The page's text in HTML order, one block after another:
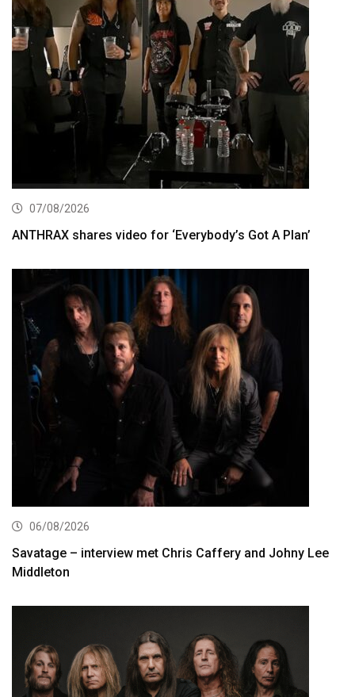
07/08/2026
ANTHRAX shares video for ‘Everybody’s Got A Plan’
06/08/2026
Savatage – interview met Chris Caffery and Johny Lee
Middleton